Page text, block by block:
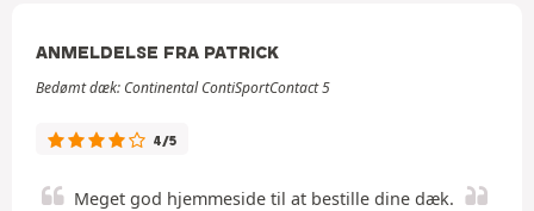
ANMELDELSE FRA PATRICK
Bedømt dæk: Continental ContiSportContact 5
4/5
Meget god hjemmeside til at bestille dine dæk.